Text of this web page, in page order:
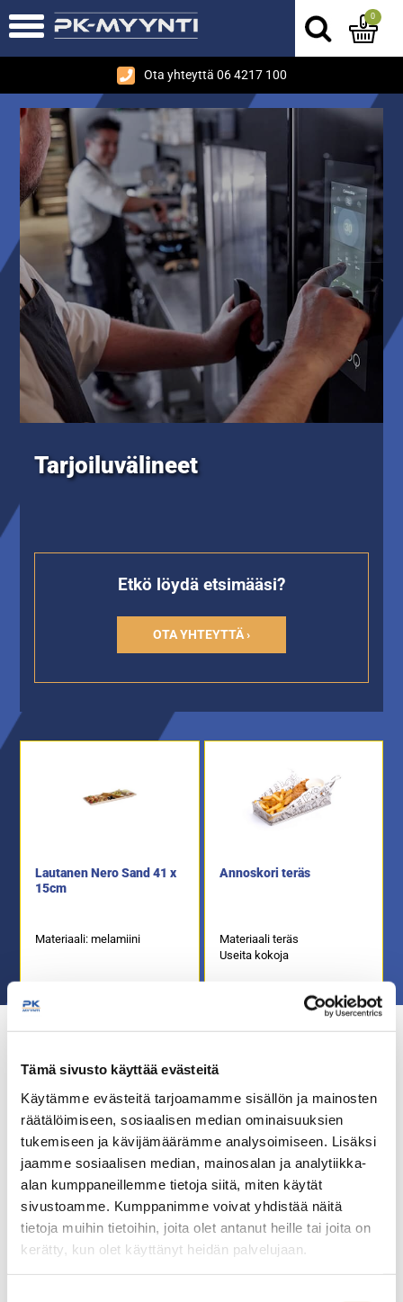
Tämä sivusto käyttää evästeitä
Käytämme evästeitä tarjoamamme sisällön ja mainosten
räätälöimiseen, sosiaalisen median ominaisuuksien
tukemiseen ja kävijämäärämme analysoimiseen. Lisäksi
jaamme sosiaalisen median, mainosalan ja analytiikka-
alan kumppaneillemme tietoja siitä, miten käytät
sivustoamme. Kumppanimme voivat yhdistää näitä
tietoja muihin tietoihin, joita olet antanut heille tai joita on
kerätty, kun olet käyttänyt heidän palvelujaan.
Ota yhteyttä 06 4217 100
0
Tarjoiluvälineet
Etkö löydä etsimääsi?
OTA YHTEYTTÄ ›
Lautanen Nero Sand 41 x
15cm
Materiaali: melamiini
Annoskori teräs
Materiaali teräs
Useita kokoja
Tarjoiluottimet
Tarjoilupaperit